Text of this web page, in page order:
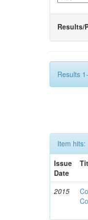
Results/
Results
Item hits:
Issue
Date
2015